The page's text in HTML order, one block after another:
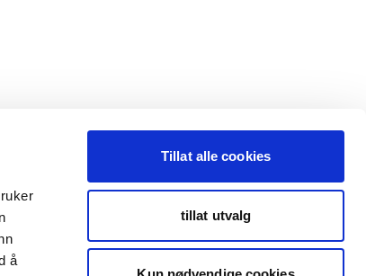
å
Tillat alle cookies
tillat utvalg